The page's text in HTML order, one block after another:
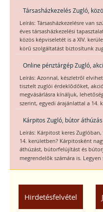
Társasházkezelés Zugló,
Leírás: Társasházkezelésre van
éves társasházkezelési
közös képviseletét is a XIV.
körű szolgáltatást biztosítunk
Online pénztárgép Zugló,
Leírás: Azonnal, készletről
tisztelt zuglói érdeklődőket,
megvásárlásra kínáljuk,
szerint, egyedi árajánlattal a 14.
Kárpitos Zugló, bútor
Leírás: Kárpitost keres
14. kerületben? Kárpitosként
áthúzást, bútorfelújítást és
megrendelők számára is.
Hirdetésfelvétel